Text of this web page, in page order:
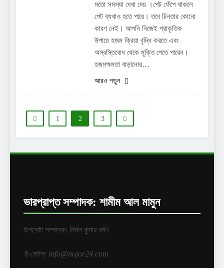
মতো সমস্যা দেখা দেয় ।পেট ফেঁপে থাকলে
পেট ব্যথাও হতে পারে। তবে চিন্তার কোনো
কারণ নেই। আপনি নিজেই প্রাকৃতিক
উপায়ে হজম ক্রিয়া বৃদ্ধি করতে এবং
অস্বস্তিবোধ থেকে মুক্তি পেতে পারেন।
হজমক্ষমতা বাড়ানোর…
আরও পড়ুন
1 2 3
ভারপ্রাপ্ত সম্পাদক: শামীম আল মামুন
উপদেষ্টা সম্পাদক: নির্মল কুমার বর্মণ
ই-মেইল: info@nojor24.com